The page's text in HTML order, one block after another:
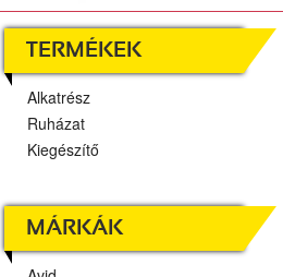
TERMÉKEK
Alkatrész
Ruházat
Kiegészítő
MÁRKÁK